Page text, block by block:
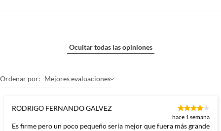
Ocultar todas las opiniones
Ordenar por: Mejores evaluaciones
RODRIGO FERNANDO GALVEZ
hace 1 semana
Es firme pero un poco pequeño sería mejor que fuera más grande